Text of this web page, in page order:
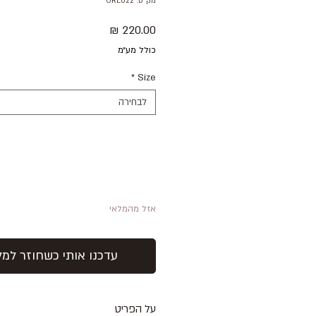
כולל מע״מ
Size
*
לבחירה
אזל מהמלאי
עדכנו אותי כשחוזר
על הפריט